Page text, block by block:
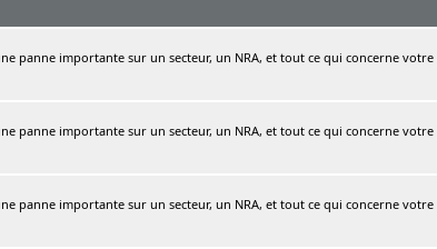
panne importante sur un secteur, un NRA, et tout ce qui concerne votre
panne importante sur un secteur, un NRA, et tout ce qui concerne votre
panne importante sur un secteur, un NRA, et tout ce qui concerne votre